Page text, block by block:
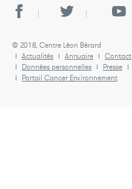
© 2018, Centre Léon Bérard
Actualités
Annuaire Contact
Données personnelles
Presse
Portail Cancer Environnement